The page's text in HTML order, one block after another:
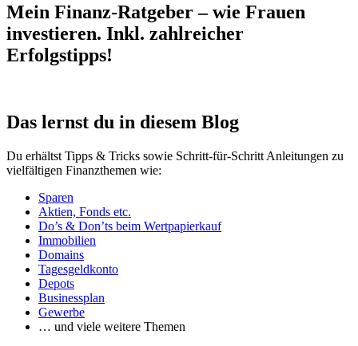
Mein Finanz-Ratgeber – wie Frauen
investieren. Inkl. zahlreicher
Erfolgstipps!
Das lernst du in diesem Blog
Du erhältst Tipps & Tricks sowie Schritt-für-Schritt Anleitungen zu
vielfältigen Finanzthemen wie:
Sparen
Aktien, Fonds etc.
Do’s & Don’ts beim Wertpapierkauf
Immobilien
Domains
Tagesgeldkonto
Depots
Businessplan
Gewerbe
… und viele weitere Themen